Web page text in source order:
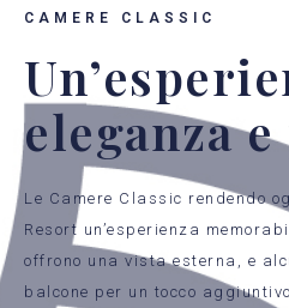
CAMERE CLASSIC
eleganza
Le Camere Classic rendendo
Resort un’esperienza
offrono una vista esterna, e
balcone per un tocco